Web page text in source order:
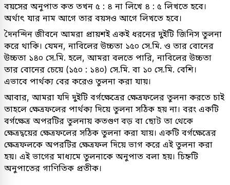
বয়সের অনুপাত কত তখন ৫ : ৪ না লিখে ৪ : ৫ লিখতে হবে।
অর্থাৎ যার নাম আগে তার বয়সও আগে লিখতে হবে।
দৈনন্দিন জীবনে আমরা প্রায়শই একই ধরনের দুইটি জিনিস তুলনা
করে থাকি। যেমন, নাবিলের উচ্চতা ১৫০ সে.মি. ও তার বোনের
উচ্চতা ১৪০ সে.মি. হলে, আমরা বলতে পারি, নাবিলের উচ্চতা
তার বোনের চেয়ে (১৫০ : ১৪০) সে.মি. বা ১০ সে.মি. বেশি।
এভাবে পার্থক্য বের করেও তুলনা করা যায়।
আবার, আমরা যদি দুইটি বর্গক্ষেত্রের ক্ষেত্রফলের তুলনা করতে চাই
তাহলে ক্ষেত্রফলের পার্থক্য দিয়ে তুলনা সঠিক হয় না। বরং একটি
বর্গক্ষেত্র অপরটির তুলনায় কতগুণ বড় বা ছোট তা থেকে
ক্ষেত্রদ্বয়ের ক্ষেত্রফলের সঠিক তুলনা করা যায়। একটি বর্গক্ষেত্রের
ক্ষেত্রফলকে অপরটির ক্ষেত্রফল দিয়ে ভাগ করে এই তুলনা করা
হয়। এই ভাগের মাধ্যমে তুলনাকে অনুপাত বলা হয়। চিহ্নটি
অনুপাতের গাণিতিক প্রতীক।